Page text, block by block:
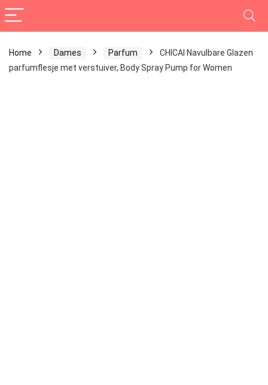
Home Dames Parfum
CHICAI Navulbare Glazen
parfumflesje met verstuiver, Body Spray Pump for Women